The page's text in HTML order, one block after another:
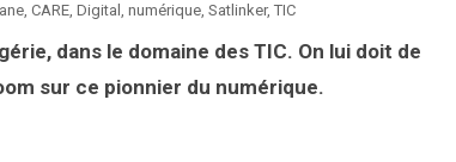
, CARE, Digital , numérique, Satlinker, TIC
dans le domaine des TIC. On lui doit de
sur ce pionnier du numérique.